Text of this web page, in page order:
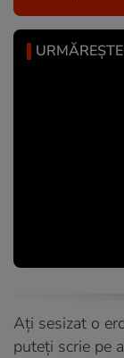
Ați sesizat o
puteți scrie pe